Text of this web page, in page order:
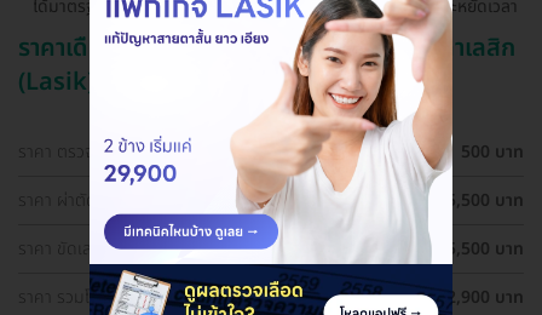
ได้มาตรฐาน
ด้วยตัวเอง
ประหยัดเวลา
ราคาเดือน สิงหาคม ปี 2569 (2026) สำหรับ ทำเลสิก
(Lasik)
ราคา ตรวจตาก่อนทำเลสิก (LASIK)
500 บาท
ราคา ผ่าตัดปรับค่าสายตา ด้วยเทคนิค SBK LASIK สำหรับตา
25,500 บาท
ราคา ขัดเลนส์ตาด้วยเลเซอร์ เทคนิค PRK สำหรับตา 1 ข้าง
25,500 บาท
ราคา รวมโปรผ่าตัดแก้ไขสายตา ราคาดี ประเมินสายตา ฟรี!
32,900 บาท